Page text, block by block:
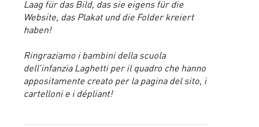
Laag für das Bild, das sie eigens für die
Website, das Plakat und die Folder kreiert
haben!
Ringraziamo i bambini della scuola
dell’infanzia Laghetti per il quadro che hanno
appositamente creato per la pagina del sito, i
cartelloni e i dépliant!